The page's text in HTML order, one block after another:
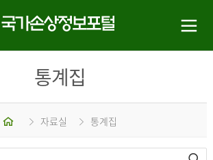
통계집
홈 자료실 통계집